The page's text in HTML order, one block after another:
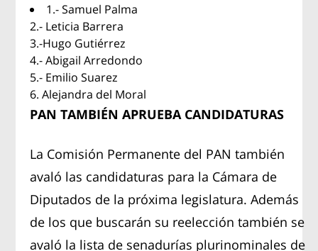
1.- Samuel Palma
2.- Leticia Barrera
3.-Hugo Gutiérrez
4.- Abigail Arredondo
5.- Emilio Suarez
6. Alejandra del Moral
PAN TAMBIÉN APRUEBA CANDIDATURAS
La Comisión Permanente del PAN también
avaló las candidaturas para la Cámara de
Diputados de la próxima legislatura. Además
de los que buscarán su reelección también se
avaló la lista de senadurías plurinominales de